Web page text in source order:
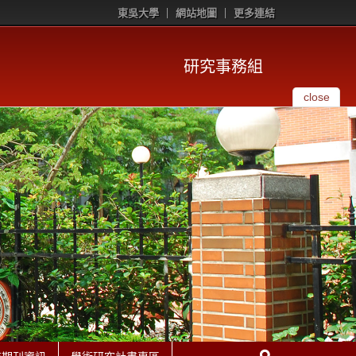
東吳大學 網站地圖 更多連結
研究事務組
close